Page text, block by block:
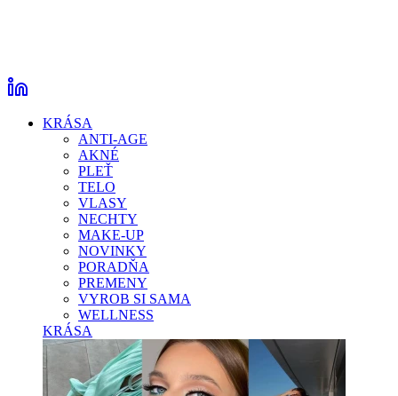
KRÁSA
ANTI-AGE
AKNÉ
PLEŤ
TELO
VLASY
NECHTY
MAKE-UP
NOVINKY
PORADŇA
PREMENY
VYROB SI SAMA
WELLNESS
KRÁSA